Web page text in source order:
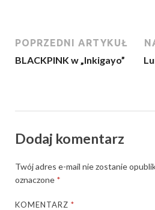
POPRZEDNI ARTYKUŁ
BLACKPINK w „Inkigayo”
Dodaj komentarz
Twój adres e-mail nie zostanie
oznaczone *
KOMENTARZ*